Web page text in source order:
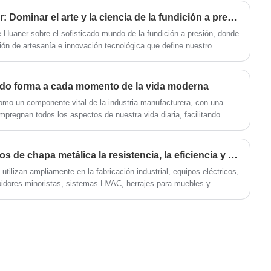
producción de gran volumen con importantes
ahorros de costos.
Enfoque técnico de Huaner: Dominar el arte y la ciencia de la fundición a presión
sobre el sofisticado mundo de la fundición a presión, donde
de artesanía e innovación tecnológica que define nuestro
forma a cada momento de la vida moderna
un componente vital de la industria manufacturera, con una
todos los aspectos de nuestra vida diaria, facilitando
¿Cómo mejoran los ganchos de chapa metálica la resistencia, la eficiencia y el rendimiento del producto?
ampliamente en la fabricación industrial, equipos eléctricos,
minoristas, sistemas HVAC, herrajes para muebles y